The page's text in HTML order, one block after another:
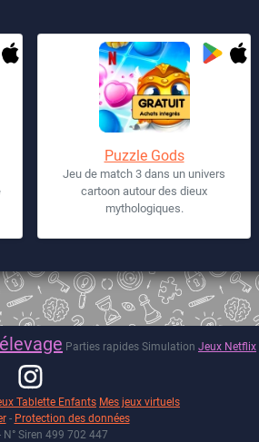
Puzzle Gods
Jeu de match 3 dans un univers
cartoon autour des dieux
mythologiques.
élevage Parties rapides Simulation Jeux Netflix
Tablette Enfants Mes jeux virtuels
- Protection des données
N° Siren 499 702 447